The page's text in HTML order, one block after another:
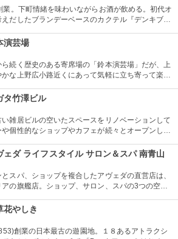
業。下町情緒を味わいながらお酒が飲める。初代オ
だしたブランデーベースのカクテル『デンキブラ
草を観光した際には是非立ち寄りたい。
演芸場
続く歴史のある寄席場の「鈴本演芸場」だが、上
な上野広小路近くにあって気軽に立ち寄って楽し
てはいかがでしょう。
タ竹澤ビル
い雑居ビルの空いたスペースをリノベーションして
個性的なショップやカフェが続々とオープンした
るアートビルとなっている。
ェダ ライフスタイル サロン＆スパ 南青山
スパ、ショップを複合したアヴェダの直営店は、
の旗艦店。ショップ、サロン、スパの3つの空間
の中、リラックスしてお過ごしいただけます。
花やしき
創業の日本最古の遊園地。１８あるアトラクシ